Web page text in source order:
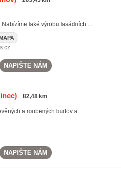
také výrobu fasádních ...
NAPIŠTE NÁM
82,48 km
a roubených budov a ...
NAPIŠTE NÁM